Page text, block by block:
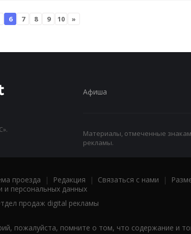
6 7 8 9 10 »
Афиша
Материалы, отмеченные
рекламы.
проезда | Редакция | Связаться с нами |
и персональных данных
продаж digital рекламы
пожалуйста, помните о том, что содержание и